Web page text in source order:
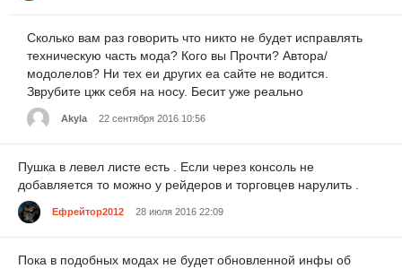
Сколько вам раз говорить что никто не будет исправлять
техническую часть мода? Кого вы Прочти? Автора/
модолелов? Ни тех еи других еа сайте не водится.
Зврубите цжк себя на носу. Бесит уже реально
Akyla 22 сентября 2016 10:56
Пушка в левел листе есть . Если через консоль не
добавляется то можно у рейдеров и торговцев нарулить .
Ефрейтор2012 28 июля 2016 22:09
Пока в подобных модах не будет обновленной инфы об